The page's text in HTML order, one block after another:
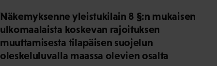
Näkemyksenne yleistukilain 8 §:n mukaisen
ulkomaalaista koskevan rajoituksen
muuttamisesta tilapäisen suojelun
oleskeluluvalla maassa olevien osalta